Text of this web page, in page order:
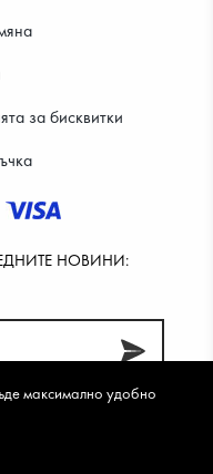
за бисквитки
НОВИНИ:
максимално удобно